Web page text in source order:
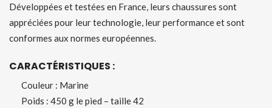
Développées et testées en France, leurs chaussures sont
appréciées pour leur technologie, leur performance et sont
conformes aux normes européennes.
CARACTÉRISTIQUES :
Couleur : Marine
Poids : 450 g le pied – taille 42